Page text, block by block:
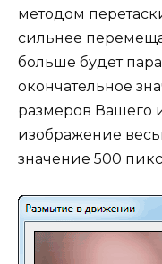
методом
сильнее
больше будет
окончательное
размеров Вашего
изображение
значение 500